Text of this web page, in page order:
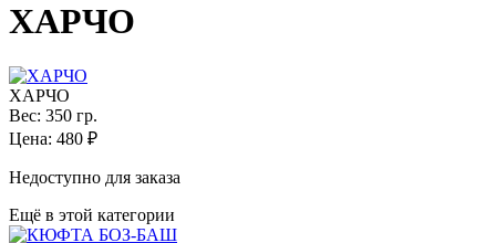
ХАРЧО
ХАРЧО
Вес: 350 гр.
Цена: 480 ₽
Недоступно для заказа
Ещё в этой категории